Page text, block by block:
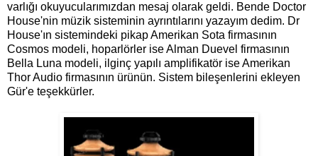
varlığı okuyucularımızdan mesaj olarak geldi. Bende Doctor
House'nin müzik sisteminin ayrıntılarını yazayım dedim. Dr
House'ın sistemindeki pikap Amerikan Sota firmasının
Cosmos modeli, hoparlörler ise Alman Duevel firmasının
Bella Luna modeli, ilginç yapılı amplifikatör ise Amerikan
Thor Audio firmasının ürünün. Sistem bileşenlerini ekleyen
Gür'e teşekkürler.